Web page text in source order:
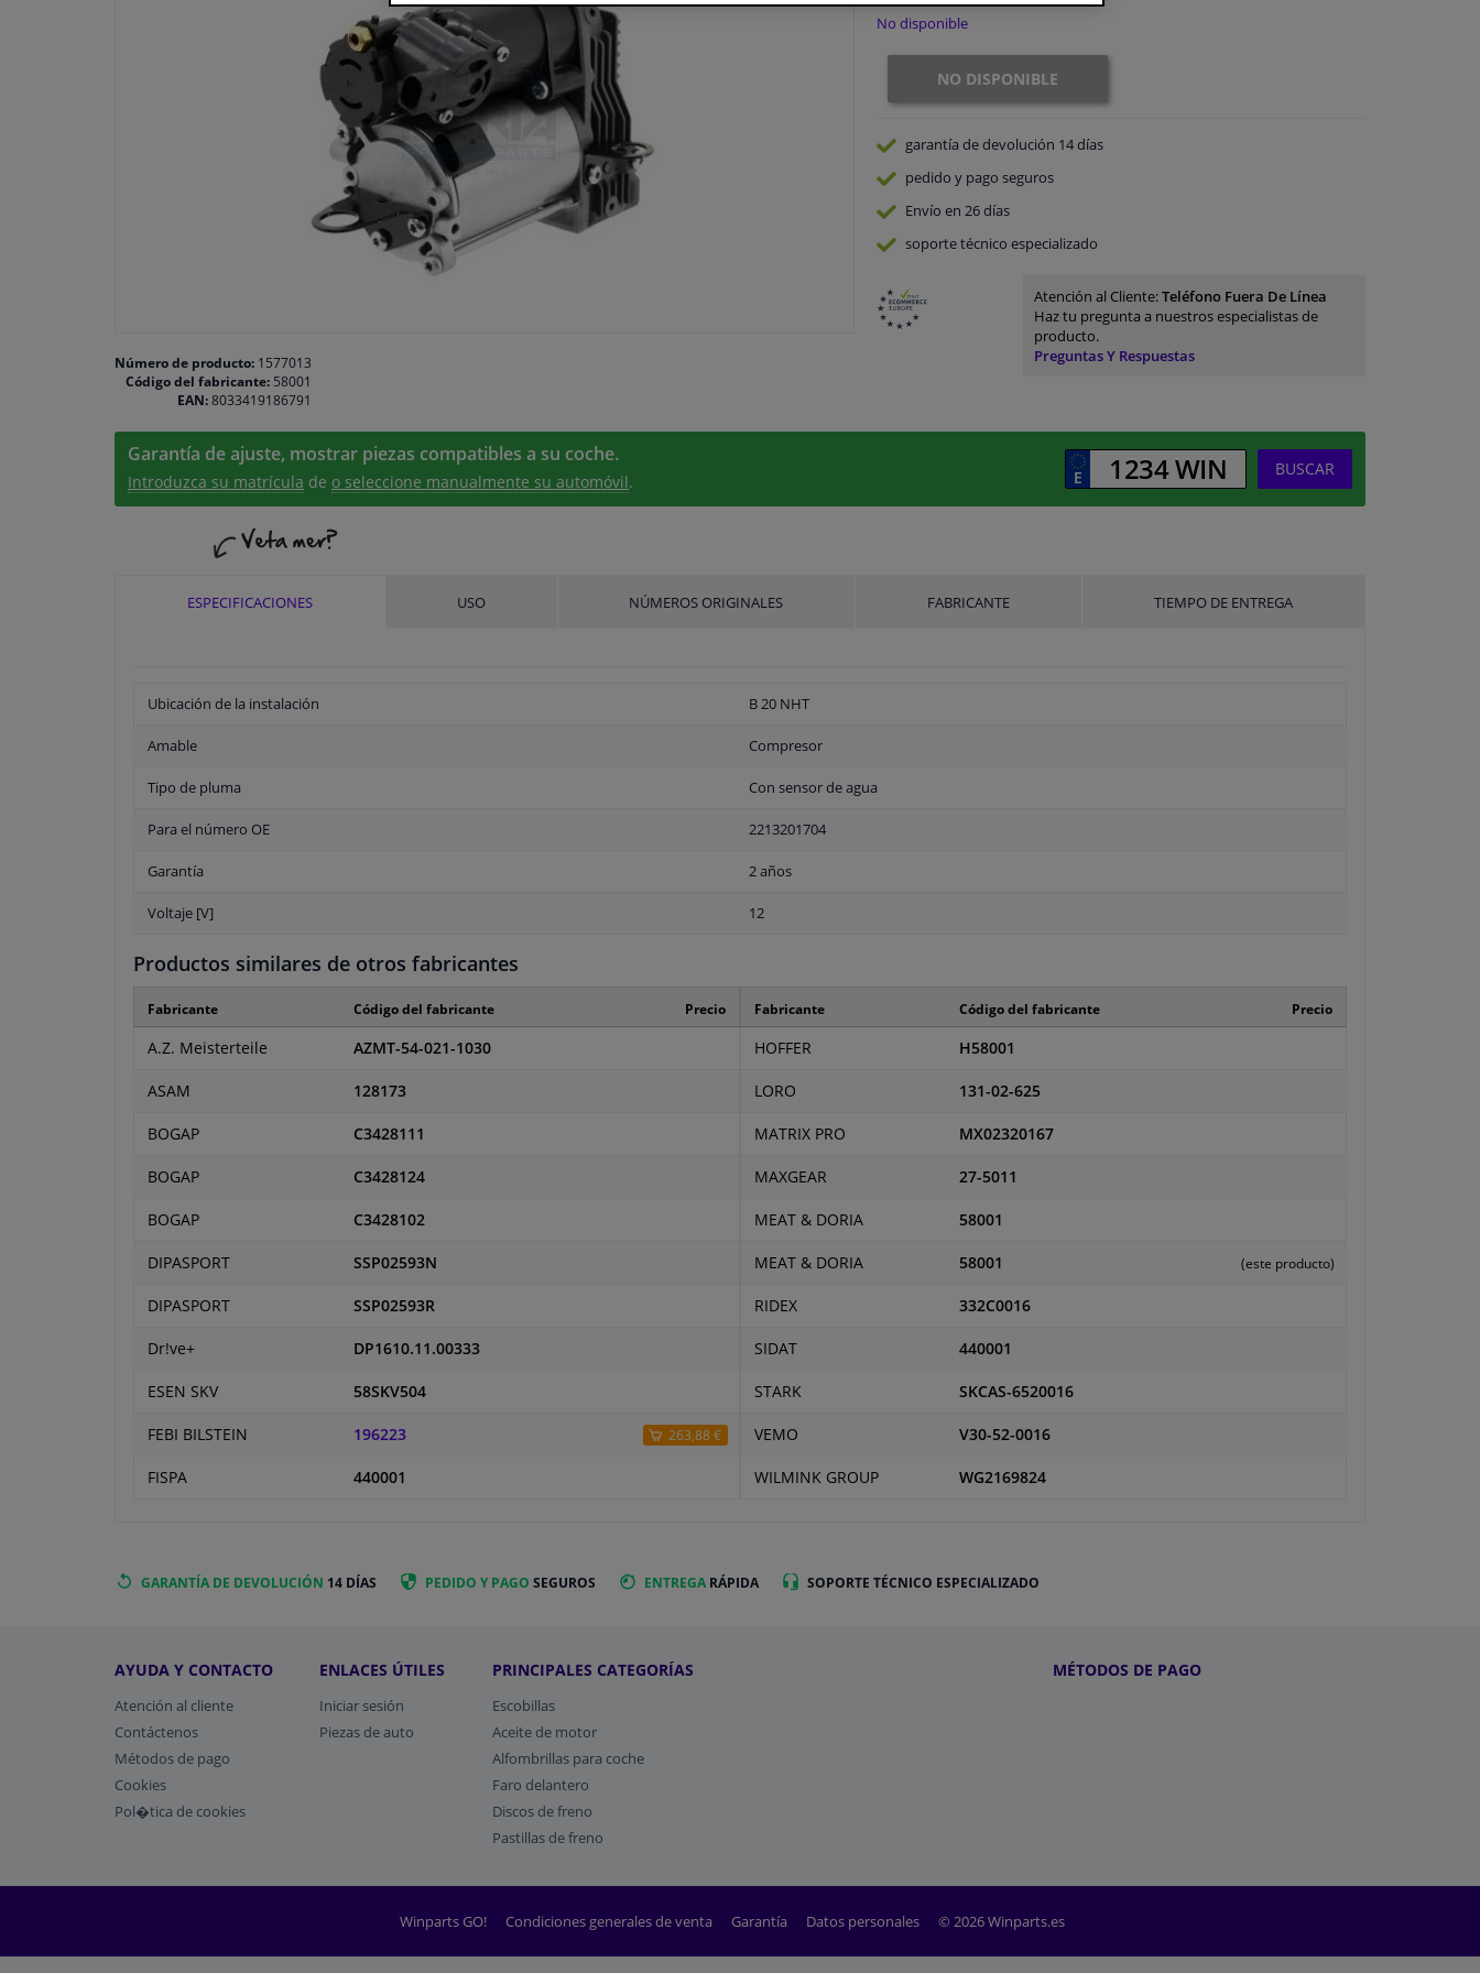
Número de producto: 1577013
Código del fabricante: 58001
EAN:8033419186791
No disponible
NO DISPONIBLE
garantía de devolución 14 días
pedido y pago seguros
Envío en 26 días
soporte técnico especializado
Atención al Cliente:Teléfono Fuera De Línea
Haz tu pregunta a nuestros especialistas de
producto.
Preguntas Y Respuestas
Garantía de ajuste, mostrar piezas compatibles a su coche.
Introduzca su matrícula de o seleccione manualmente su automóvil.
BUSCAR
ESPECIFICACIONES USO NÚMEROS ORIGINALES FABRICANTE TIEMPO DE ENTREGA
Ubicación de la instalación B 20 NHT
Amable Compresor
Tipo de pluma Con sensor de agua
Para el número OE 2213201704
Garantía 2 años
Voltaje [V] 12
Productos similares de otros fabricantes
Fabricante Código del fabricante Precio
A.Z. Meisterteile AZMT-54-021-1030
ASAM 128173
BOGAP C3428111
BOGAP C3428124
BOGAP C3428102
DIPASPORT SSP02593N
DIPASPORT SSP02593R
Dr!ve+ DP1610.11.00333
ESEN SKV 58SKV504
FEBI BILSTEIN 196223 263,88 €
FISPA 440001
Fabricante Código del fabricante Precio
HOFFER H58001
LORO 131-02-625
MATRIX PRO MX02320167
MAXGEAR 27-5011
MEAT & DORIA 58001
MEAT & DORIA 58001 (este producto)
RIDEX 332C0016
SIDAT 440001
STARK SKCAS-6520016
VEMO V30-52-0016
WILMINK GROUP WG2169824
GARANTÍA DE DEVOLUCIÓN 14 DÍAS PEDIDO Y PAGO SEGUROS ENTREGA RÁPIDA SOPORTE TÉCNICO ESPECIALIZADO
AYUDA Y CONTACTO
Atención al cliente
Contáctenos
Métodos de pago
​Cookies
Pol�tica de cookies
ENLACES ÚTILES
Iniciar sesión
Piezas de auto
PRINCIPALES CATEGORÍAS
Escobillas
Aceite de motor
Alfombrillas para coche
Faro delantero
Discos de freno
Pastillas de freno
MÉTODOS DE PAGO
Winparts GO! Condiciones generales de venta Garantía Datos personales © 2026 Winparts.es